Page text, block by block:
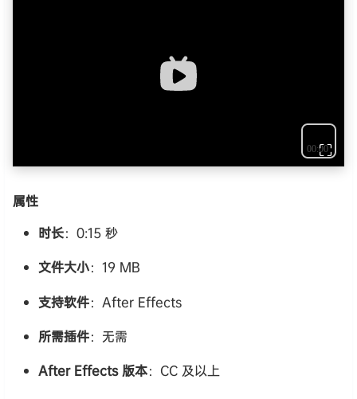
⛶
属性
时长：0:15 秒
文件大小：19 MB
支持软件：After Effects
所需插件：无需
After Effects 版本：CC 及以上